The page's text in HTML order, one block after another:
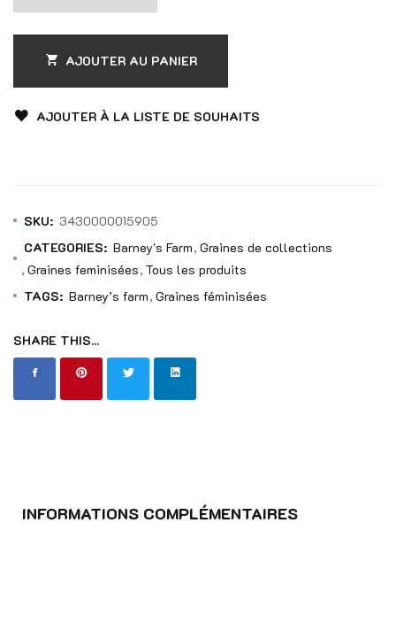
AJOUTER AU PANIER
AJOUTER À LA LISTE DE SOUHAITS
SKU: 3430000015905
CATEGORIES: Barney's Farm Graines de collections
Graines feminisées Tous les produits
TAGS: Barney’s farm Graines féminisées
SHARE THIS...
INFORMATIONS COMPLÉMENTAIRES